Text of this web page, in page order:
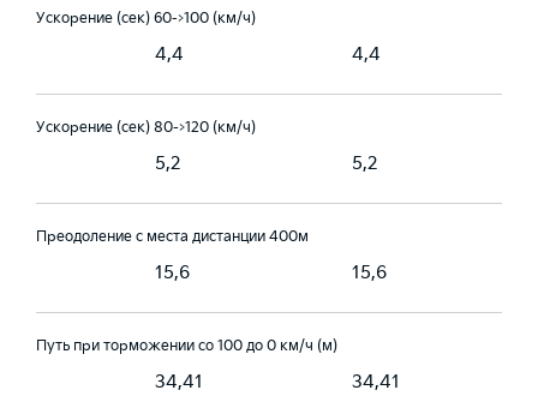
Ускорение (сек) 60->100 (км/ч)
4,4 4,4
Ускорение (сек) 80->120 (км/ч)
5,2 5,2
Преодоление с места дистанции 400м
15,6 15,6
Путь при торможении со 100 до 0 км/ч (м)
34,41 34,41